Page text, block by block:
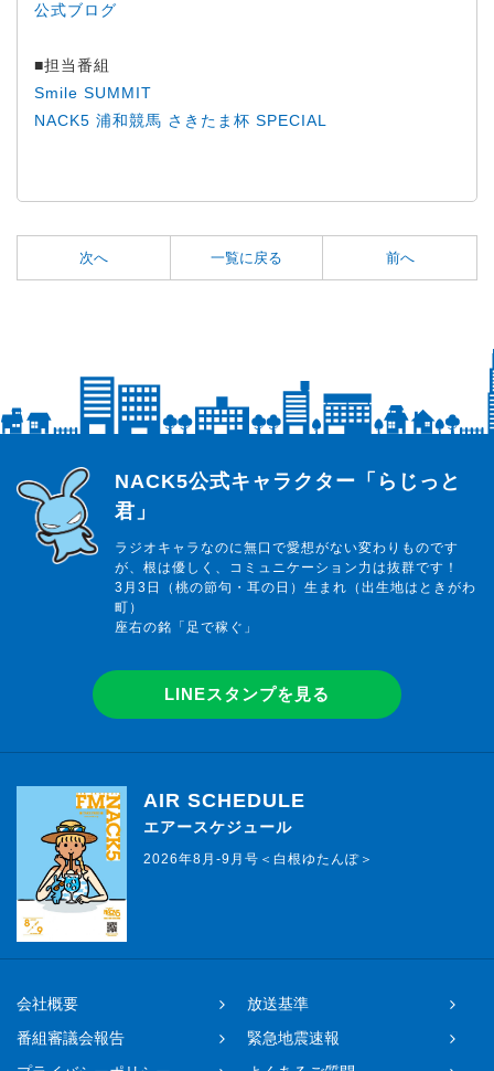
公式ブログ
■担当番組
Smile SUMMIT
NACK5 浦和競馬 さきたま杯 SPECIAL
次へ 一覧に戻る 前へ
らじっと君
NACK5公式キャラクター「らじっと
君」
ラジオキャラなのに無口で愛想がない変わりものです
が、根は優しく、コミュニケーション力は抜群です！
3月3日（桃の節句・耳の日）生まれ（出生地はときがわ
町）
座右の銘「足で稼ぐ」
LINEスタンプを見る
AIR SCHEDULE
エアースケジュール
2026年8月-9月号＜白根ゆたんぽ＞
会社概要
放送基準
番組審議会報告
緊急地震速報